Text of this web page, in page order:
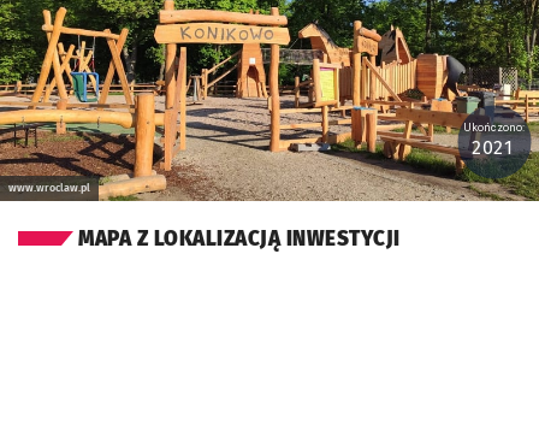
www.wroclaw.pl
Ukończono:
2021
MAPA Z LOKALIZACJĄ INWESTYCJI